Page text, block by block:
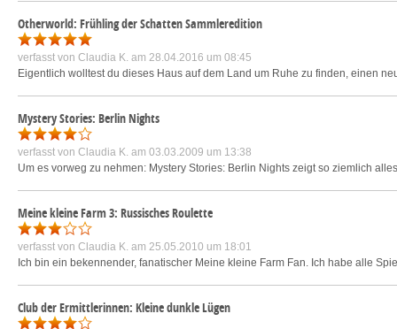
Otherworld: Frühling der Schatten Sammleredition
verfasst von Claudia K. am 28.04.2016 um 08:45
Eigentlich wolltest du dieses Haus auf dem Land um Ruhe zu finden, einen
Mystery Stories: Berlin Nights
verfasst von Claudia K. am 03.03.2009 um 13:38
Um es vorweg zu nehmen: Mystery Stories: Berlin Nights zeigt so ziemlich
Meine kleine Farm 3: Russisches Roulette
verfasst von Claudia K. am 25.05.2010 um 18:01
Ich bin ein bekennender, fanatischer Meine kleine Farm Fan. Ich habe alle
Club der Ermittlerinnen: Kleine dunkle Lügen